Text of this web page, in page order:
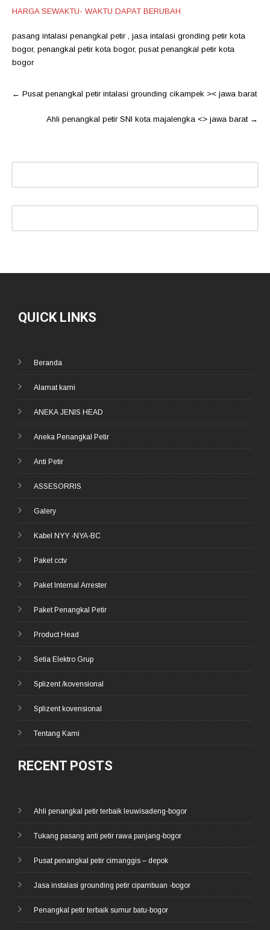
HARGA SEWAKTU- WAKTU DAPAT BERUBAH
pasang intalasi penangkal petir , jasa intalasi gronding petir kota
bogor, penangkal petir kota bogor, pusat penangkal petir kota
bogor
Post
← Pusat penangkal petir intalasi grounding cikampek >< jawa barat
Ahli penangkal petir SNI kota majalengka <> jawa barat →
QUICK LINKS
Beranda
Alamat kami
ANEKA JENIS HEAD
Aneka Penangkal Petir
Anti Petir
ASSESORRIS
Galery
Kabel NYY -NYA-BC
Paket cctv
Paket Internal Arrester
Paket Penangkal Petir
Product Head
Setia Elektro Grup
Splizent /kovensional
Splizent kovensional
Tentang Kami
RECENT POSTS
Ahli penangkal petir terbaik leuwisadeng-bogor
Tukang pasang anti petir rawa panjang-bogor
Pusat penangkal petir cimanggis – depok
Jasa instalasi grounding petir cipambuan -bogor
Penangkal petir terbaik sumur batu-bogor